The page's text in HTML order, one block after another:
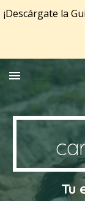
Skip to main
Tu